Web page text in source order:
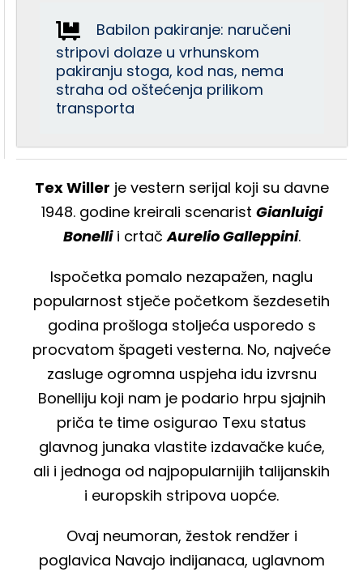
Babilon pakiranje: naručeni
stripovi dolaze u vrhunskom
pakiranju stoga, kod nas, nema
straha od oštećenja prilikom
transporta
Tex Willer je vestern serijal koji su davne
1948. godine kreirali scenarist Gianluigi
Bonellii crtačAurelio Galleppini.
Ispočetka pomalo nezapažen, naglu
popularnost stječe početkom šezdesetih
godina prošloga stoljeća usporedo s
procvatom špageti vesterna. No, najveće
zasluge ogromna uspjeha idu izvrsnu
Bonelliju koji nam je podario hrpu sjajnih
priča te time osigurao Texu status
glavnog junaka vlastite izdavačke kuće,
ali i jednoga od najpopularnijih talijanskih
i europskih stripova uopće.
Ovaj neumoran, žestok rendžer i
poglavica Navajo indijanaca, uglavnom